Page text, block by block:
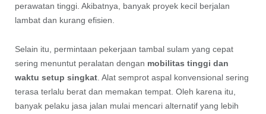
perawatan tinggi. Akibatnya, banyak proyek kecil berjalan
lambat dan kurang efisien.
Selain itu, permintaan pekerjaan tambal sulam yang cepat
sering menuntut peralatan dengan mobilitas tinggi dan
waktu setup singkat. Alat semprot aspal konvensional sering
terasa terlalu berat dan memakan tempat. Oleh karena itu,
banyak pelaku jasa jalan mulai mencari alternatif yang lebih